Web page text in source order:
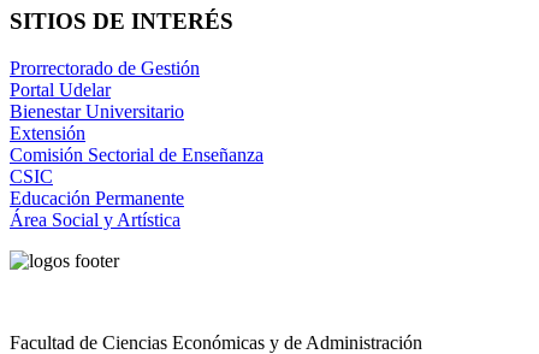
SITIOS DE INTERÉS
Prorrectorado de Gestión
Portal Udelar
Bienestar Universitario
Extensión
Comisión Sectorial de Enseñanza
CSIC
Educación Permanente
Área Social y Artística
Facultad de Ciencias Económicas y de Administración